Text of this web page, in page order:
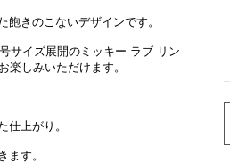
きのこないデザインです。
サイズ展開のミッキー ラブ リン
楽しみいただけます。
仕上がり。
ます。